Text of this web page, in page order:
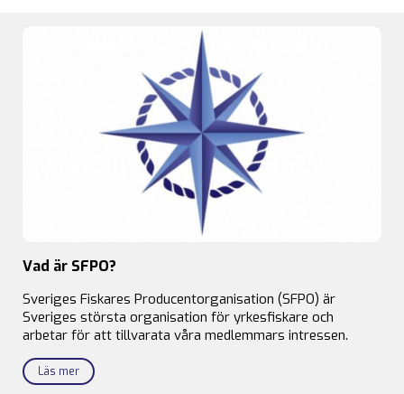
Vad är SFPO?
Sveriges Fiskares Producentorganisation (SFPO) är
Sveriges största organisation för yrkesfiskare och
arbetar för att tillvarata våra medlemmars intressen.
Läs mer